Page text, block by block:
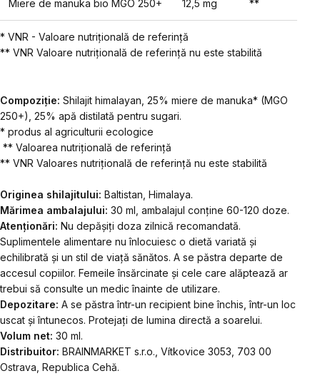
Miere de manuka bio MGO 250+ 12,5 mg **
* VNR - Valoare nutrițională de referință
** VNR Valoare nutrițională de referință nu este stabilită
Compoziție: Shilajit himalayan, 25% miere de manuka* (MGO
250+), 25% apă distilată pentru sugari.
* produs al agriculturii ecologice
** Valoarea nutrițională de referință
** VNR Valoares nutrițională de referință nu este stabilită
Originea shilajitului: Baltistan, Himalaya.
Mărimea ambalajului: 30 ml, ambalajul conține 60-120 doze.
Atenționări: Nu depășiți doza zilnică recomandată.
Suplimentele alimentare nu înlocuiesc o dietă variată și
echilibrată și un stil de viață sănătos. A se păstra departe de
accesul copiilor. Femeile însărcinate și cele care alăptează ar
trebui să consulte un medic înainte de utilizare.
Depozitare: A se păstra într-un recipient bine închis, într-un loc
uscat și întunecos. Protejați de lumina directă a soarelui.
Volum net: 30 ml.
Distribuitor: BRAINMARKET s.r.o., Vítkovice 3053, 703 00
Ostrava, Republica Cehă.